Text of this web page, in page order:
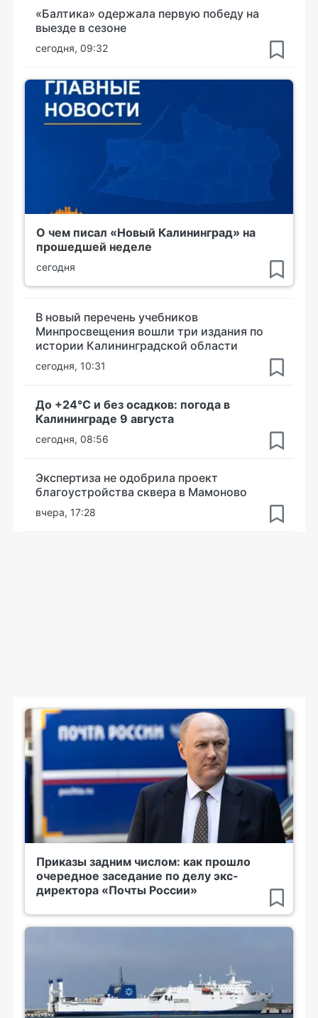
«Балтика» одержала первую победу на
выезде в сезоне
сегодня, 09:32
О чем писал «Новый Калининград» на
прошедшей неделе
сегодня
В новый перечень учебников
Минпросвещения вошли три издания по
истории Калининградской области
сегодня, 10:31
До +24°С и без осадков: погода в
Калининграде 9 августа
сегодня, 08:56
Экспертиза не одобрила проект
благоустройства сквера в Мамоново
вчера, 17:28
Приказы задним числом: как прошло
очередное заседание по делу экс-
директора «Почты России»